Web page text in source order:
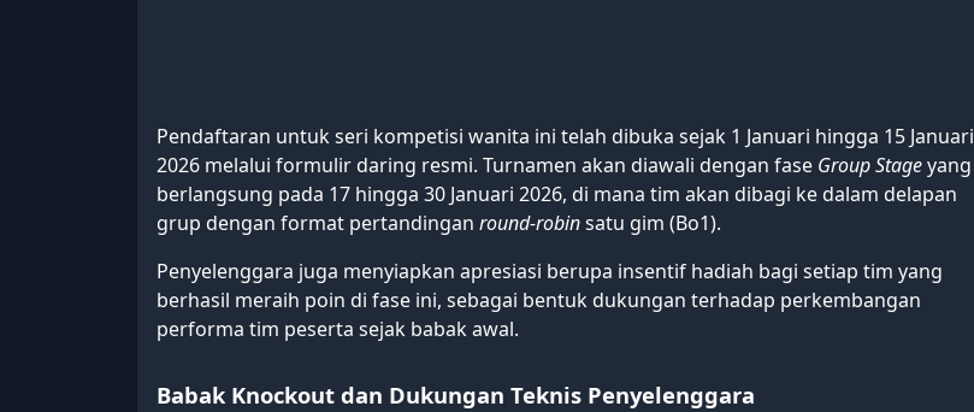
Pendaftaran untuk seri kompetisi wanita ini telah dibuka sejak 1 Januari hingga 15 Januari
2026 melalui formulir daring resmi. Turnamen akan diawali dengan fase Group Stageyang
berlangsung pada 17 hingga 30 Januari 2026, di mana tim akan dibagi ke dalam delapan
grup dengan format pertandingan round-robinsatu gim (Bo1).
Penyelenggara juga menyiapkan apresiasi berupa insentif hadiah bagi setiap tim yang
berhasil meraih poin di fase ini, sebagai bentuk dukungan terhadap perkembangan
performa tim peserta sejak babak awal.
Babak Knockout dan Dukungan Teknis Penyelenggara